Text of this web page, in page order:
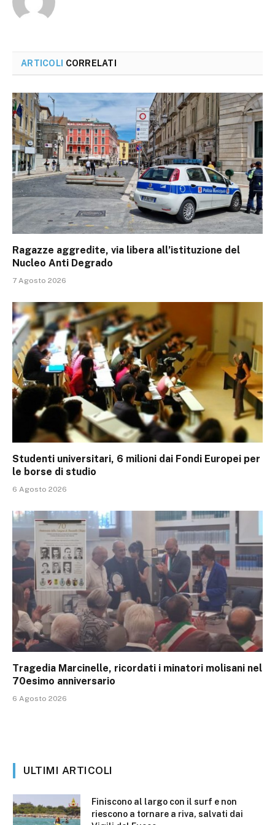
ARTICOLI CORRELATI
Ragazze aggredite, via libera all’istituzione del
Nucleo Anti Degrado
7 Agosto 2026
Studenti universitari, 6 milioni dai Fondi Europei per
le borse di studio
6 Agosto 2026
Tragedia Marcinelle, ricordati i minatori molisani nel
70esimo anniversario
6 Agosto 2026
ULTIMI ARTICOLI
Finiscono al largo con il surf e non
riescono a tornare a riva, salvati dai